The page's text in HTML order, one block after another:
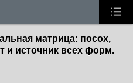
матрица: посох,
и источник всех форм.